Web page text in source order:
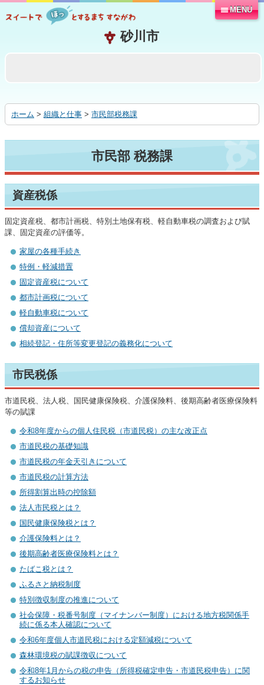
る
MENU
ホーム > 組織と仕事 > 市民部税務課
市民部 税務課
資産税係
固定資産税、都市計画税、特別土地保有税、軽自動車税の調査および賦
課、固定資産の評価等。
家屋の各種手続き
特例・軽減措置
固定資産税について
都市計画税について
軽自動車税について
償却資産について
相続登記・住所等変更登記の義務化について
市民税係
市道民税、法人税、国民健康保険税、介護保険料、後期高齢者医療保険料
等の賦課
令和8年度からの個人住民税（市道民税）の主な改正点
市道民税の基礎知識
市道民税の年金天引きについて
市道民税の計算方法
所得割算出時の控除額
法人市民税とは？
国民健康保険税とは？
介護保険料とは？
後期高齢者医療保険料とは？
たばこ税とは？
ふるさと納税制度
特別徴収制度の推進について
社会保障・税番号制度（マイナンバー制度）における地方税関係手
続に係る本人確認について
令和6年度個人市道民税における定額減税について
森林環境税の賦課徴収について
令和8年1月からの税の申告（所得税確定申告・市道民税申告）に関
するお知らせ